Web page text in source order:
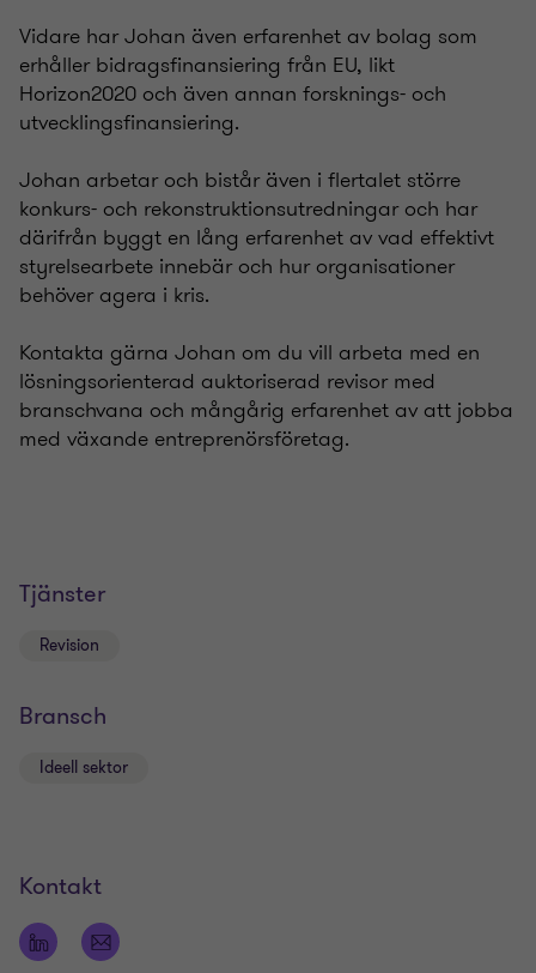
Vidare har Johan även erfarenhet av bolag som
erhåller bidragsfinansiering från EU, likt
Horizon2020 och även annan forsknings- och
utvecklingsfinansiering.
Johan arbetar och bistår även i flertalet större
konkurs- och rekonstruktionsutredningar och har
därifrån byggt en lång erfarenhet av vad effektivt
styrelsearbete innebär och hur organisationer
behöver agera i kris.
Kontakta gärna Johan om du vill arbeta med en
lösningsorienterad auktoriserad revisor med
branschvana och mångårig erfarenhet av att jobba
med växande entreprenörsföretag.
Tjänster
Revision
Bransch
Ideell sektor
Kontakt